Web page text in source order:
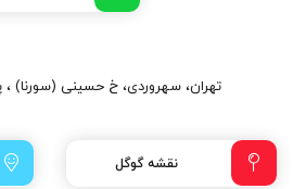
تهران، سهروردی، خ حسینی (سورنا) ،
نقشه گوگل